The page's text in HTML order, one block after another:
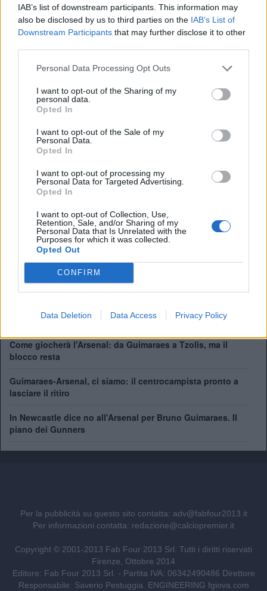
IAB’s list of downstream participants. This information may
also be disclosed by us to third parties on the IAB’s List of
Downstream Participants that may further disclose it to other
Personal Data Processing Opt Outs
I want to opt-out of the Sharing of my
personal data.
Opted In
I want to opt-out of the Sale of my
Personal Data.
Opted In
I want to opt-out of processing my
Personal Data for Targeted Advertising.
Opted In
I want to opt-out of Collection, Use,
Retention, Sale, and/or Sharing of my
Personal Data that Is Unrelated with the
Purposes for which it was collected.
Opted Out
CONFIRM
Data Deletion Data Access Privacy Policy
Anno di Fondazione:1886 come Dial Square
Emirates Stadium (60.338)
Città: Londra
Presidente:Sran Kroenke
Manager:Mikel Arteta
ALBO D'ORO
Premier League:
League Cup:2
FA Community Shield:17
Ufficiale. l'Everton prende Norgaard dall'Arsenal. Cifre e
dettagli
Il Real Madrid rilancia per Vinicius: pronta la nuova offerta
di rinnovo
Come giocherà l'Arsenal: da Guimaraes a Tzolis, ma il
blocco resta
Guimaraes-Arsenal, ci siamo: il centrocampista pronto a
lasciare il ritiro
In Newcastle dice no all'Arsenal per Bruno Guimaraes. Il
piano dei Gunners
Per la pubblicità su questo sito contatta: adv@fabfour2013.it
Per informazioni contatta: redazione@calciopremier.it
Copyright © 2001-2013 Fab Four 2013 Srl. Tutti i diritti riservati
Firenze, Ottobre 2014
Editore: Fab Four 2013 Srl. - Partita IVA: 06342490486 Direttore
Responsabile: Saverio Pestuggia. ENGINEERING fgiova.com